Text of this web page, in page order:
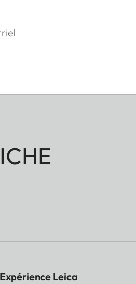
Expérience Leica